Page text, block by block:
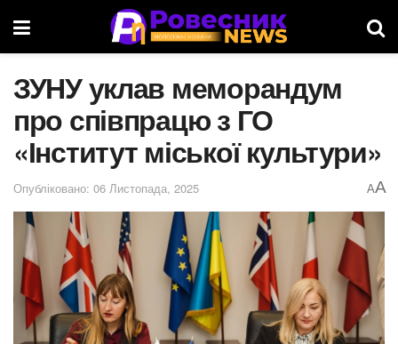
ЗУНУ уклав меморандум
про співпрацю з ГО
«Інститут міської культури»
Опубліковано: 06 Листопада, 2025 AA